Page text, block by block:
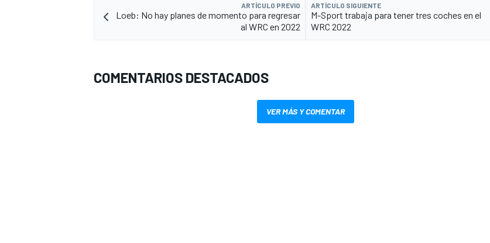
ARTÍCULO PREVIO
Loeb: No hay planes de momento para regresar
al WRC en 2022
ARTÍCULO SIGUIENTE
M-Sport trabaja para tener tres coches en el
WRC 2022
COMENTARIOS DESTACADOS
VER MÁS Y COMENTAR